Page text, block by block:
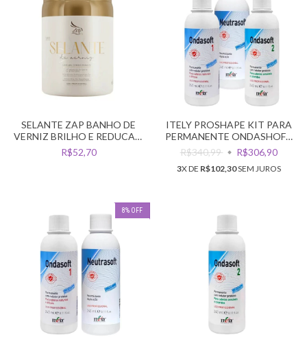
SELANTE ZAP BANHO DE
VERNIZ BRILHO E REDUCAO
DE VOLUME 950G
R$52,70
ITELY PROSHAPE KIT PARA
PERMANENTE ONDASHOFT
1+2+NEUTRASOFT
R$340,99 R$306,90
3X DE R$102,30SEM JUROS
8% OFF